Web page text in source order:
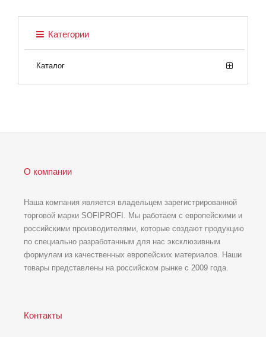
Категории
Каталог
О компании
Наша компания является владельцем зарегистрированной
торговой марки SOFIPROFI. Мы работаем с европейскими и
российскими производителями, которые создают продукцию
по специально разработанным для нас эксклюзивным
формулам из качественных европейских материалов. Наши
товары представлены на российском рынке с 2009 года.
Контакты